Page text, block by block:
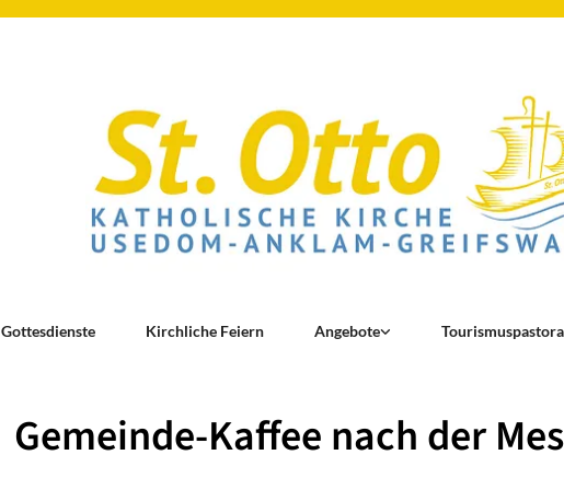
Gottesdienste Kirchliche Feiern Angebote
Gemeinde-Kaffee nach der